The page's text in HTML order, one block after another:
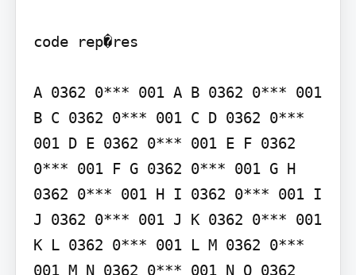
code rep�res
A 0362 0*** 001 A B 0362 0*** 001
B C 0362 0*** 001 C D 0362 0***
001 D E 0362 0*** 001 E F 0362
0*** 001 F G 0362 0*** 001 G H
0362 0*** 001 H I 0362 0*** 001 I
J 0362 0*** 001 J K 0362 0*** 001
K L 0362 0*** 001 L M 0362 0***
001 M N 0362 0*** 001 N O 0362